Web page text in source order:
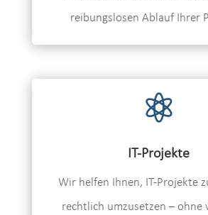
reibungslosen Ablauf Ihrer

IT-Projekte
Wir helfen Ihnen, IT-Projekte
rechtlich umzusetzen – ohne